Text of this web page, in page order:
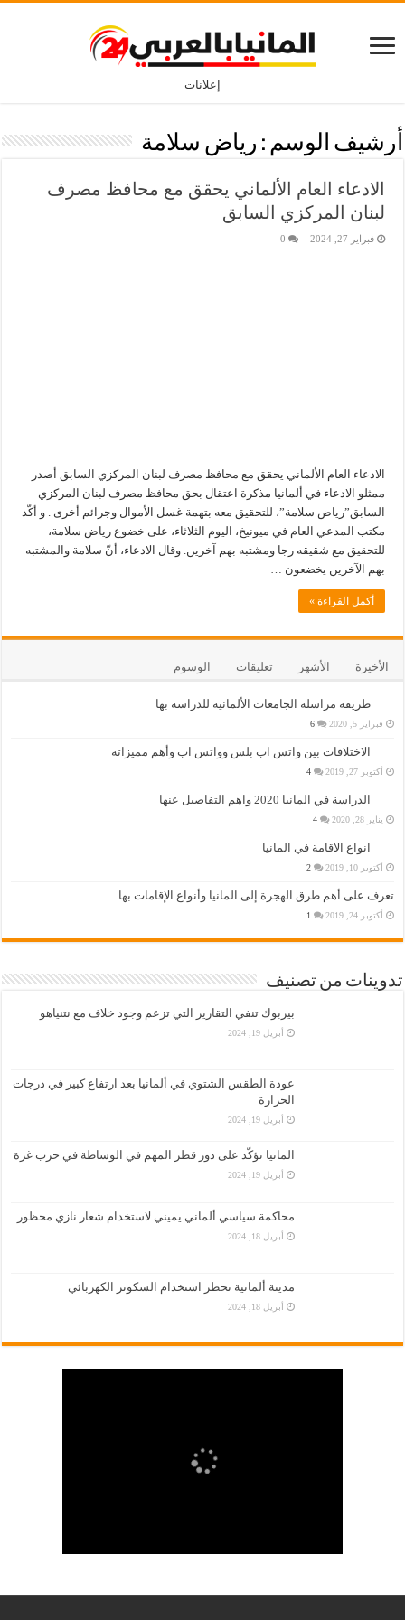
إعلانات
أرشيف الوسم : رياض سلامة
الادعاء العام الألماني يحقق مع محافظ مصرف
لبنان المركزي السابق
فبراير 27, 2024 0
الادعاء العام الألماني يحقق مع محافظ مصرف لبنان المركزي السابق أصدر
ممثلو الادعاء في ألمانيا مذكرة اعتقال بحق محافظ مصرف لبنان المركزي
السابق”رياض سلامة”، للتحقيق معه بتهمة غسل الأموال وجرائم أخرى . و أكّد
مكتب المدعي العام في ميونيخ، اليوم الثلاثاء، على خضوع رياض سلامة،
للتحقيق مع شقيقه رجا ومشتبه بهم آخرين. وقال الادعاء، أنّ سلامة والمشتبه
بهم الآخرين يخضعون …
أكمل القراءة »
الأخيرة الأشهر تعليقات الوسوم
طريقة مراسلة الجامعات الألمانية للدراسة بها
فبراير 5, 2020 6
الاختلافات بين واتس اب بلس وواتس اب وأهم مميزاته
أكتوبر 27, 2019 4
الدراسة في المانيا 2020 واهم التفاصيل عنها
يناير 28, 2020 4
انواع الاقامة في المانيا
أكتوبر 10, 2019 2
تعرف على أهم طرق الهجرة إلى المانيا وأنواع الإقامات بها
أكتوبر 24, 2019 1
تدوينات من تصنيف
بيربوك تنفي التقارير التي تزعم وجود خلاف مع نتنياهو
أبريل 19, 2024
عودة الطقس الشتوي في ألمانيا بعد ارتفاع كبير في درجات
الحرارة
أبريل 19, 2024
المانيا تؤكّد على دور قطر المهم في الوساطة في حرب غزة
أبريل 19, 2024
محاكمة سياسي ألماني يميني لاستخدام شعار نازي محظور
أبريل 18, 2024
مدينة ألمانية تحظر استخدام السكوتر الكهربائي
أبريل 18, 2024